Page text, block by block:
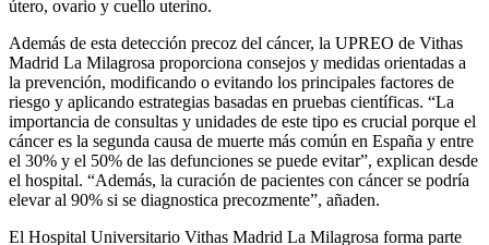
útero, ovario y cuello uterino.
Además de esta detección precoz del cáncer, la UPREO de Vithas
Madrid La Milagrosa proporciona consejos y medidas orientadas a
la prevención, modificando o evitando los principales factores de
riesgo y aplicando estrategias basadas en pruebas científicas. “La
importancia de consultas y unidades de este tipo es crucial porque el
cáncer es la segunda causa de muerte más común en España y entre
el 30% y el 50% de las defunciones se puede evitar”, explican desde
el hospital. “Además, la curación de pacientes con cáncer se podría
elevar al 90% si se diagnostica precozmente”, añaden.
El Hospital Universitario Vithas Madrid La Milagrosa forma parte